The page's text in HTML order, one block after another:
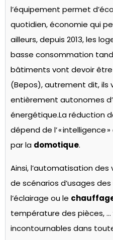
l’équipement permet
quotidien, économie qui
ailleurs, depuis 2013, les
basse consommation
bâtiments vont devoir
(Bepos), autrement dit,ils
entièrement autonomes
énergétique.La réduction
dépend de l’ « intelligence
par la domotique.
Ainsi, l’automatisation
de scénarios d’usages
l’éclairage ou le
température des pièces,
incontournables dans